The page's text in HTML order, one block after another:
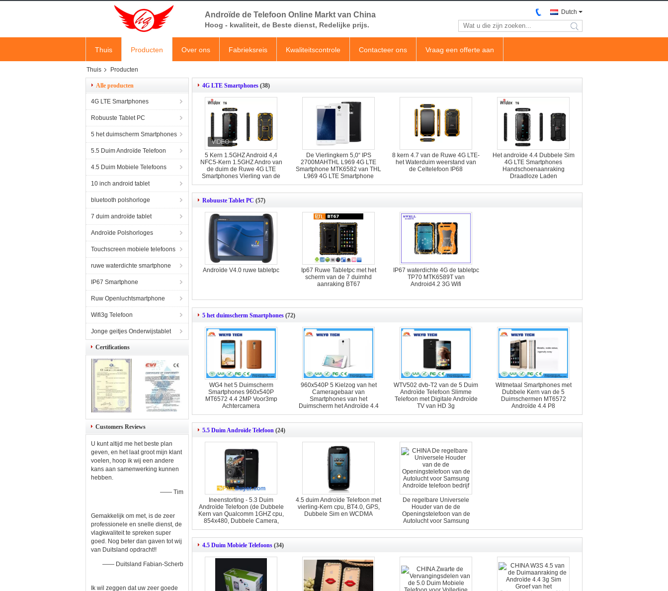
Androïde de Telefoon Online Markt van China
Hoog - kwaliteit, de Beste dienst, Redelijke prijs.
Dutch
search
Thuis Producten Over ons Fabrieksreis Kwaliteitscontrole Contacteer ons Vraag een offerte aan
Thuis Producten
Alle producten
4G LTE Smartphones
Robuuste Tablet PC
5 het duimscherm Smartphones
5.5 Duim Androïde Telefoon
4.5 Duim Mobiele Telefoons
10 inch android tablet
bluetooth polshorloge
7 duim androïde tablet
Androïde Polshorloges
Touchscreen mobiele telefoons
ruwe waterdichte smartphone
IP67 Smartphone
Ruw Openluchtsmartphone
Wifi3g Telefoon
Jonge geitjes Onderwijstablet
Certifications
Customers Reviews
U kunt altijd me het beste plan
geven, en het laat groot mijn klant
voelen, hoop ik wij een andere
kans aan samenwerking kunnen
hebben.
—— Tim
Gemakkelijk om met, is de zeer
professionele en snelle dienst, de
vlagkwaliteit te spreken super
goed. Nog beter dan gaven tot wij
van Duitsland opdracht!!
—— Duitsland Fabian-Scherb
Ik wil zeggen dat uw zeer goede
4G LTE Smartphones (38)
5 Kern 1.5GHZ Android 4,4
NFC5-Kern 1.5GHZ Andro van
de duim de Ruwe 4G LTE
Smartphones Vierling van de
Duim de Ruwe 4G LTE
De Vierlingkern 5,0“ IPS
2700MAHTHL L969 4G LTE
Smartphone MTK6582 van THL
L969 4G LTE Smartphone
MTK6582 van ROM 854*480
8 kern 4.7 van de Ruwe 4G LTE-
het Waterduim weerstand van
de Celtelefoon IP68
Het androïde 4.4 Dubbele Sim
4G LTE Smartphones
Handschoenaanraking
Draadloze Laden
Robuuste Tablet PC (57)
Androïde V4.0 ruwe tabletpc
Ip67 Ruwe Tabletpc met het
scherm van de 7 duimhd
aanraking BT67
IP67 waterdichte 4G de tabletpc
TP70 MTK6589T van
Android4.2 3G Wifi
5 het duimscherm Smartphones (72)
WG4 het 5 Duimscherm
Smartphones 960x540P
MT6572 4.4 2MP Voor3mp
Achtercamera
960x540P 5 Kielzog van het
Cameragebaar van
Smartphones van het
Duimscherm het Androïde 4.4
Dubbele 2MP
WTV502 dvb-T2 van de 5 Duim
Androïde Telefoon Slimme
Telefoon met Digitale Androïde
TV van HD 3g
Witmetaal Smartphones met
Dubbele Kern van de 5
Duimschermen MT6572
Androïde 4.4 P8
5.5 Duim Androïde Telefoon (24)
Ineenstorting - 5.3 Duim
Androïde Telefoon (de Dubbele
Kern van Qualcomm 1GHZ cpu,
854x480, Dubbele Camera,
4GB)
4.5 duim Androïde Telefoon met
vierling-Kern cpu, BT4.0, GPS,
Dubbele Sim en WCDMA
De regelbare Universele
Houder van de de
Openingstelefoon van de
Autolucht voor Samsung
Androïde telefoon
4.5 Duim Mobiele Telefoons (34)